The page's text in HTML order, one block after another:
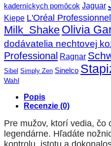
kaderníckych pomôcok Jaguar
Kiepe L'Oréal Professionnel
Milk_Shake Olivia
dodávatelia nechtovej
Professional Ragnar
Sibel Simply Zen Sinelco
Wahl
Popis
Recenzie (0)
Pre mužov, ktorí vedia, čo
legendárne. Hľadáte